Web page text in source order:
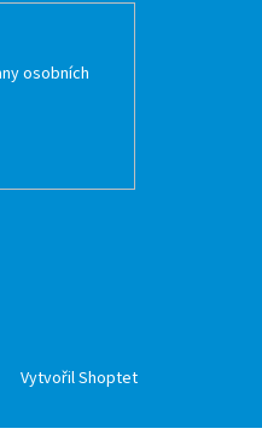
osobních
Vytvořil Shoptet